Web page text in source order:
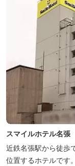
スマイルホテル名張
近鉄名張駅から徒歩
位置するホテルです。